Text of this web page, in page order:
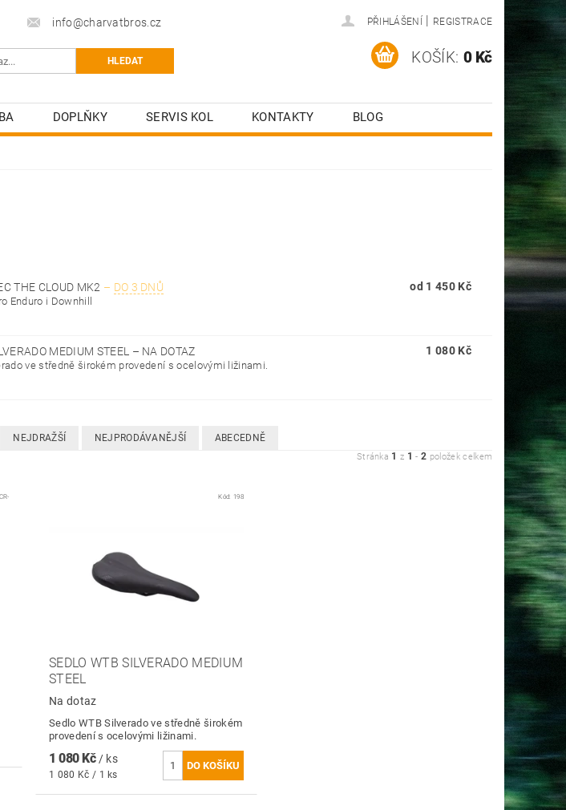
info@charvatbros.cz PŘIHLÁŠENÍ | REGISTRACE
KOŠÍK: 0 Kč
DOPLŇKY SERVIS KOL KONTAKTY BLOG
THE CLOUD MK2 – DO 3 DNŮ
Enduro i Downhill
od 1 450 Kč
MEDIUM STEEL – NA DOTAZ
ve středně širokém provedení s ocelovými ližinami.
1 080 Kč
NEJDRAŽŠÍ NEJPRODÁVANĚJŠÍ ABECEDNĚ
Stránka 1 z 1 -2 položek celkem
Kód: 198
SEDLO WTB SILVERADO MEDIUM
STEEL
Na dotaz
Sedlo WTB Silverado ve středně širokém
provedení s ocelovými ližinami.
1 080 Kč / ks
1 080 Kč / 1 ks